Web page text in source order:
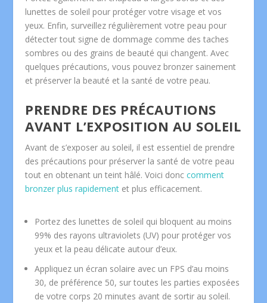
lunettes de soleil pour protéger votre visage et vos
yeux. Enfin, surveillez régulièrement votre peau pour
détecter tout signe de dommage comme des taches
sombres ou des grains de beauté qui changent. Avec
quelques précautions, vous pouvez bronzer sainement
et préserver la beauté et la santé de votre peau.
PRENDRE DES PRÉCAUTIONS
AVANT L’EXPOSITION AU SOLEIL
Avant de s’exposer au soleil, il est essentiel de prendre
des précautions pour préserver la santé de votre peau
tout en obtenant un teint hâlé. Voici donccomment
bronzer plus rapidement et plus efficacement.
Portez des lunettes de soleil qui bloquent au moins
99% des rayons ultraviolets (UV) pour protéger vos
yeux et la peau délicate autour d’eux.
Appliquez un écran solaire avec un FPS d’au moins
30, de préférence 50, sur toutes les parties exposées
de votre corps 20 minutes avant de sortir au soleil.